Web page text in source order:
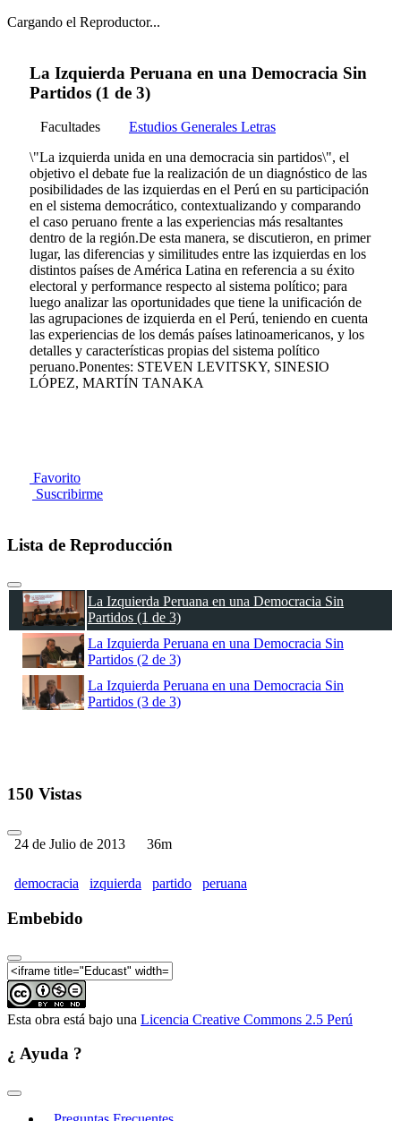
Cargando el Reproductor...
La Izquierda Peruana en una Democracia Sin
Partidos (1 de 3)
Facultades
Estudios Generales Letras
\"La izquierda unida en una democracia sin partidos\", el
objetivo el debate fue la realización de un diagnóstico de las
posibilidades de las izquierdas en el Perú en su participación
en el sistema democrático, contextualizando y comparando
el caso peruano frente a las experiencias más resaltantes
dentro de la región.De esta manera, se discutieron, en primer
lugar, las diferencias y similitudes entre las izquierdas en los
distintos países de América Latina en referencia a su éxito
electoral y performance respecto al sistema político; para
luego analizar las oportunidades que tiene la unificación de
las agrupaciones de izquierda en el Perú, teniendo en cuenta
las experiencias de los demás países latinoamericanos, y los
detalles y características propias del sistema político
peruano.Ponentes: STEVEN LEVITSKY, SINESIO
LÓPEZ, MARTÍN TANAKA
Favorito
Suscribirme
Lista de Reproducción
La Izquierda Peruana en una Democracia Sin
Partidos (1 de 3)
La Izquierda Peruana en una Democracia Sin
Partidos (2 de 3)
La Izquierda Peruana en una Democracia Sin
Partidos (3 de 3)
150 Vistas
24 de Julio de 2013 36m
democracia izquierda partido peruana
Embebido
Esta obra está bajo una Licencia Creative Commons 2.5 Perú
¿ Ayuda ?